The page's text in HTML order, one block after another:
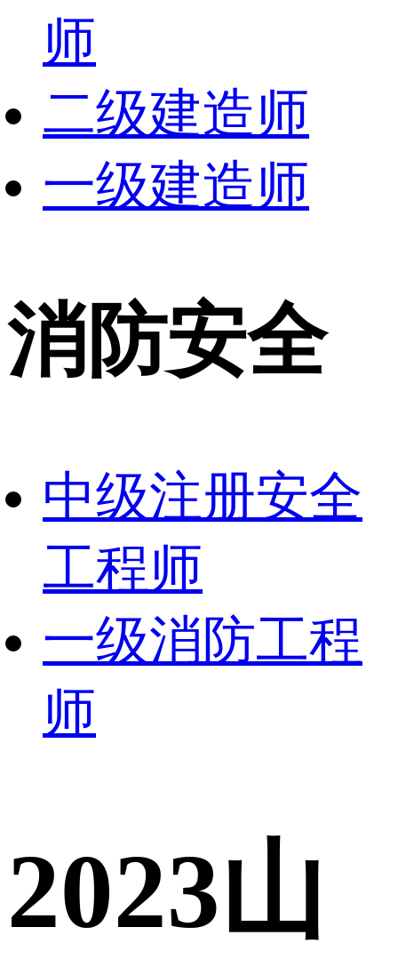
师
二级建造师
一级建造师
消防安全
中级注册安全
工程师
一级消防工程
师
2023山